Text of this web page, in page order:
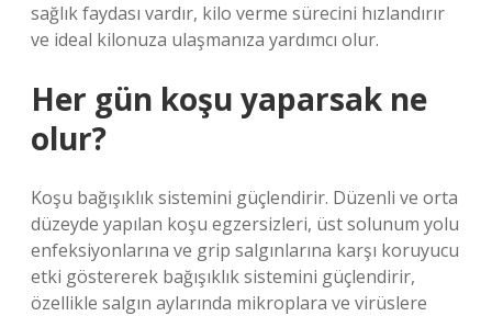
sağlık faydası vardır, kilo verme sürecini hızlandırır
ve ideal kilonuza ulaşmanıza yardımcı olur.
Her gün koşu yaparsak ne
olur?
Koşu bağışıklık sistemini güçlendirir. Düzenli ve orta
düzeyde yapılan koşu egzersizleri, üst solunum yolu
enfeksiyonlarına ve grip salgınlarına karşı koruyucu
etki göstererek bağışıklık sistemini güçlendirir,
özellikle salgın aylarında mikroplara ve virüslere